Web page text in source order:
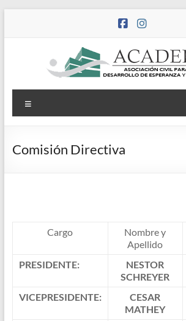
ACADER
Asociación
Civil
Agencia
Desarrollo
Comisión Directiva
Cargo
Nombre y
Apellido
PRESIDENTE:
NESTOR
SCHREYER
VICEPRESIDENTE:
CESAR
MATHEY